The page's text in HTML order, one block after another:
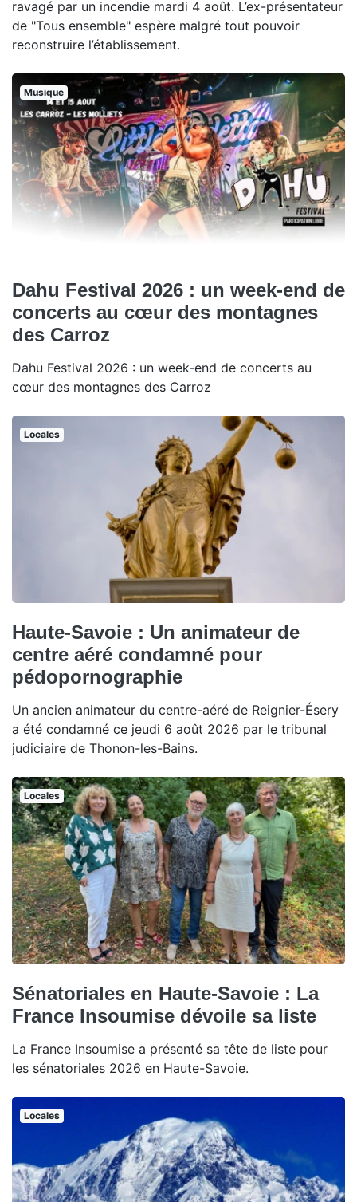
ravagé par un incendie mardi 4 août. L’ex-présentateur
de "Tous ensemble" espère malgré tout pouvoir
reconstruire l’établissement.
Musique
Dahu Festival 2026 : un week-end de
concerts au cœur des montagnes
des Carroz
Dahu Festival 2026 : un week-end de concerts au
cœur des montagnes des Carroz
Locales
Haute-Savoie : Un animateur de
centre aéré condamné pour
pédopornographie
Un ancien animateur du centre-aéré de Reignier-Ésery
a été condamné ce jeudi 6 août 2026 par le tribunal
judiciaire de Thonon-les-Bains.
Locales
Sénatoriales en Haute-Savoie : La
France Insoumise dévoile sa liste
La France Insoumise a présenté sa tête de liste pour
les sénatoriales 2026 en Haute-Savoie.
Locales